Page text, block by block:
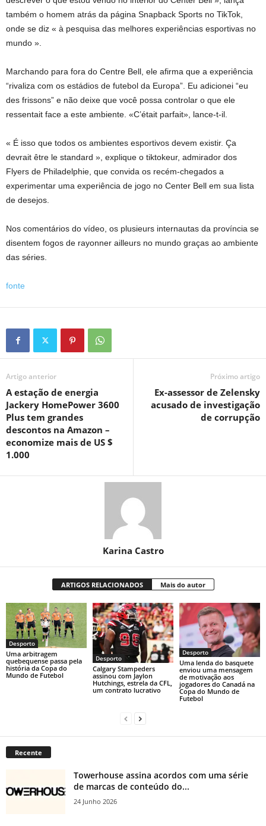
também o homem atrás da página Snapback Sports no TikTok,
onde se diz « à pesquisa das melhores experiências esportivas no
mundo ».
Marchando para fora do Centre Bell, ele afirma que a experiência
“rivaliza com os estádios de futebol da Europa”. Eu adicionei “eu
des frissons” e não deixe que você possa controlar o que ele
ressentait face a este ambiente. «C’était parfait», lance-t-il.
« É isso que todos os ambientes esportivos devem existir. Ça
devrait être le standard », explique o tiktokeur, admirador dos
Flyers de Philadelphie, que convida os recém-chegados a
experimentar uma experiência de jogo no Center Bell em sua lista
de desejos.
Nos comentários do vídeo, os plusieurs internautas da província se
disentem fogos de rayonner ailleurs no mundo graças ao ambiente
das séries.
fonte
Artigo anterior
A estação de energia
Jackery HomePower 3600
Plus tem grandes
descontos na Amazon –
economize mais de US $
1.000
Próximo artigo
Ex-assessor de Zelensky
acusado de investigação
de corrupção
Karina Castro
ARTIGOS RELACIONADOS Mais do autor
Desporto
Uma arbitragem
quebequense passa pela
história da Copa do
Mundo de Futebol
Desporto
Calgary Stampeders
assinou com Jaylon
Hutchings, estrela da CFL,
um contrato lucrativo
Desporto
Uma lenda do basquete
enviou uma mensagem
de motivação aos
jogadores do Canadá na
Copa do Mundo de
Futebol
Recente
Towerhouse assina acordos com uma série
de marcas de conteúdo do...
24 Junho 2026